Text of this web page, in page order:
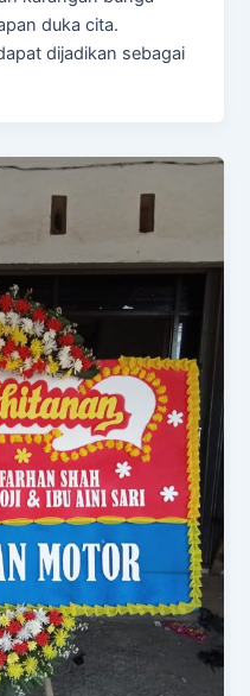
duka cita.
dijadikan sebagai